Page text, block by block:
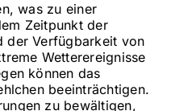
was zu einer
Zeitpunkt der
der Verfügbarkeit von
Wetterereignisse
können das
beeinträchtigen.
zu bewältigen,